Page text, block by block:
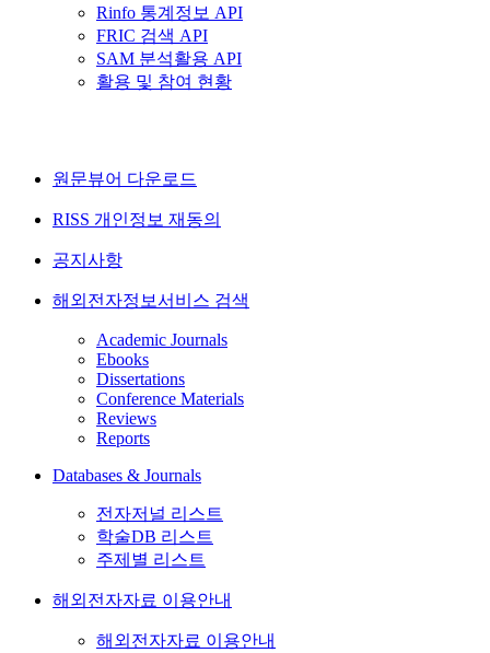
Rinfo 통계정보 API
FRIC 검색 API
SAM 분석활용 API
활용 및 참여 현황
원문뷰어 다운로드
RISS 개인정보 재동의
공지사항
해외전자정보서비스 검색
Academic Journals
Ebooks
Dissertations
Conference Materials
Reviews
Reports
Databases & Journals
전자저널 리스트
학술DB 리스트
주제별 리스트
해외전자자료 이용안내
해외전자자료 이용안내